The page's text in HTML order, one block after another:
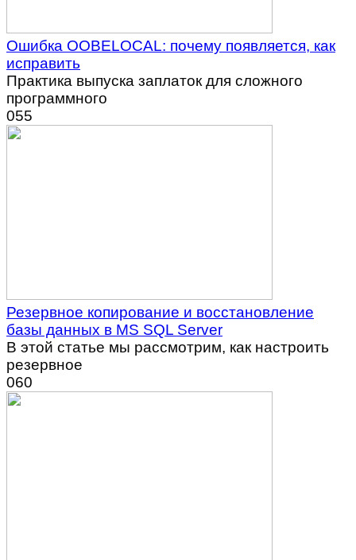
Ошибка OOBELOCAL: почему появляется, как
исправить
Практика выпуска заплаток для сложного
программного
055
Резервное копирование и восстановление
базы данных в MS SQL Server
В этой статье мы рассмотрим, как настроить
резервное
060